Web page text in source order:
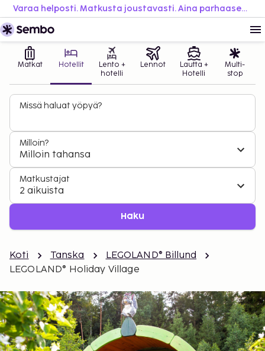
Varaa helposti. Matkusta joustavasti. Aina parhaaseen hintaan.
Matkat Hotellit
Lento +
hotelli
Lennot
Lautta +
Hotelli
Multi-
stop
Missä haluat yöpyä?
Milloin?
Milloin tahansa
Matkustajat
2 aikuista
Haku
Koti Tanska
LEGOLAND® Billund
LEGOLAND® Holiday Village